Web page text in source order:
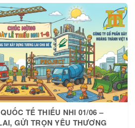
TẾ THIẾU NHI 01/06 –
GỬI TRỌN YÊU THƯƠNG